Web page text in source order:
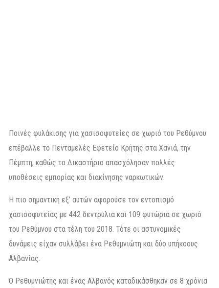
Ποινές φυλάκισης για χασισοφυτείες σε χωριό του Ρεθύμνου
επέβαλλε το Πενταμελές Εφετείο Κρήτης στα Χανιά, την
Πέμπτη, καθώς το Δικαστήριο απασχόλησαν πολλές
υποθέσεις εμπορίας και διακίνησης ναρκωτικών.
Η πιο σημαντική εξ’ αυτών αφορούσε τον εντοπισμό
χασισοφυτείας με 442 δεντρύλια και 109 φυτώρια σε χωριό
του Ρεθύμνου στα τέλη του 2018. Τότε οι αστυνομικές
δυνάμεις είχαν συλλάβει ένα Ρεθυμνιώτη και δύο υπήκοους
Αλβανίας.
Ο Ρεθυμνιώτης και ένας Αλβανός καταδικάσθηκαν σε 8 χρόνια